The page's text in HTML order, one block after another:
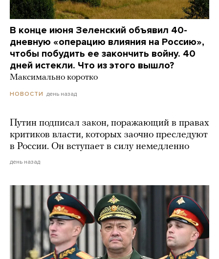
В конце июня Зеленский объявил 40-
дневную «операцию влияния на Россию»,
чтобы побудить ее закончить войну. 40
дней истекли. Что из этого вышло?
Максимально коротко
НОВОСТИ день назад
Путин подписал закон, поражающий в правах
критиков власти, которых заочно преследуют
в России. Он вступает в силу немедленно
день назад